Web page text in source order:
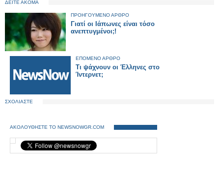
ΔΕΙΤΕ ΑΚΟΜΑ
ΠΡΟΗΓΟΥΜΕΝΟ ΑΡΘΡΟ
Γιατί οι Ιάπωνες είναι τόσο
ανεπτυγμένοι;!
ΕΠΟΜΕΝΟ ΑΡΘΡΟ
Τι ψάχνουν οι Έλληνες στο
Ίντερνετ;
ΣΧΟΛΙΑΣΤΕ
ΑΚΟΛΟΥΘΗΣΤΕ ΤΟ NEWSNOWGR.COM